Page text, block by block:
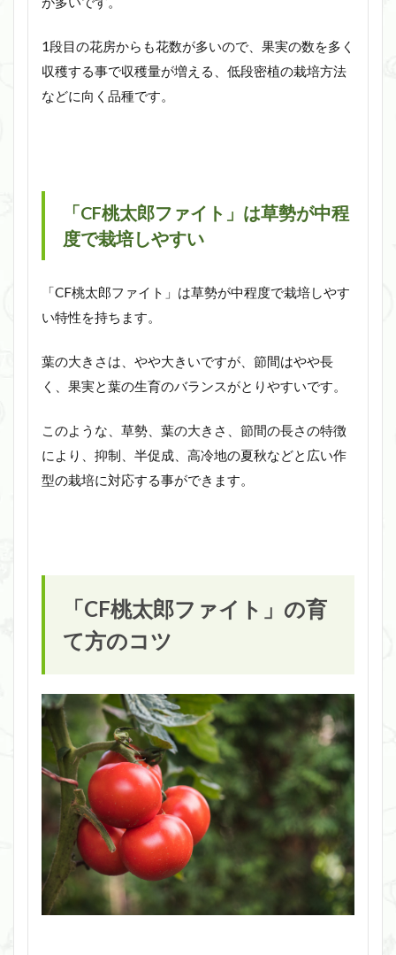
1段目の花房からも花数が多いので、果実の数を多く
収穫する事で収穫量が増える、低段密植の栽培方法
などに向く品種です。
「CF桃太郎ファイト」は草勢が中程
度で栽培しやすい
「CF桃太郎ファイト」は草勢が中程度で栽培しやす
い特性を持ちます。
葉の大きさは、やや大きいですが、節間はやや長
く、果実と葉の生育のバランスがとりやすいです。
このような、草勢、葉の大きさ、節間の長さの特徴
により、抑制、半促成、高冷地の夏秋などと広い作
型の栽培に対応する事ができます。
「CF桃太郎ファイト」の育
て方のコツ